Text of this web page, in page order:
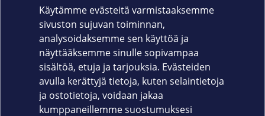
säilyttäen sen elegantin ilmeen.
Tuotekoodit: GA05656-WW Obsidian, GA05657-WW
Porcelain, GA05658-WW Hazel, GA05659-WW Rose
Quartz
Käytämme evästeitä varmistaaksemme
sivuston sujuvan toiminnan,
analysoidaksemme sen käyttöä ja
näyttääksemme sinulle sopivampaa
sisältöä, etuja ja tarjouksia. Evästeiden
avulla kerättyjä tietoja, kuten selaintietoja
ja ostotietoja, voidaan jakaa
kumppaneillemme suostumuksesi